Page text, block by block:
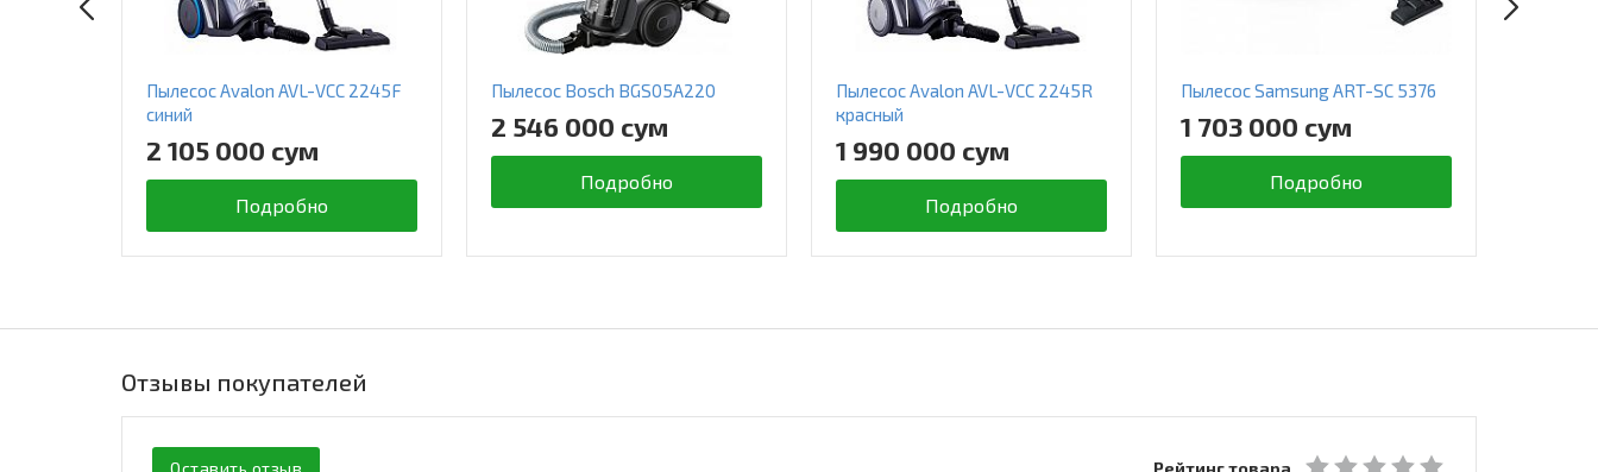
Пылесос Avalon AVL-VCC 2245F
синий
2 105 000 сум
Подробно
Пылесос Bosch BGS05A220
2 546 000 сум
Подробно
Пылесос Avalon AVL-VCC 2245R
красный
1 990 000 сум
Подробно
Пылесос Samsung ART-SC 5376
1 703 000 сум
Подробно
Отзывы покупателей
Оставить отзыв Рейтинг товара